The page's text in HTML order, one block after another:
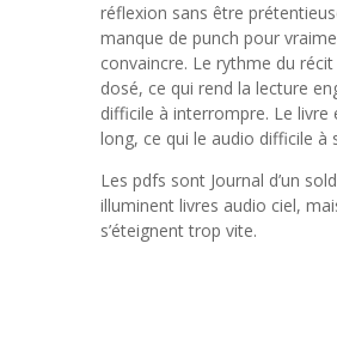
réflexion sans être
manque de punch pour
convaincre. Le rythme du
dosé, ce qui rend la lecture
difficile à interrompre. Le livre
long, ce qui le audio difficile à
Les pdfs sont Journal d’un
illuminent livres audio ciel,
s’éteignent trop vite.